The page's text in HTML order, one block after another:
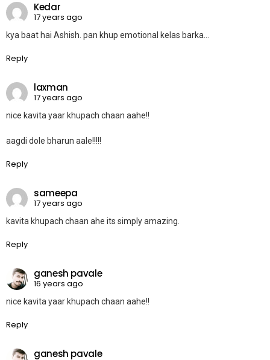
Kedar
17 years ago
kya baat hai Ashish. pan khup emotional kelas barka…
Reply
laxman
17 years ago
nice kavita yaar khupach chaan aahe!!
aagdi dole bharun aale!!!!!
Reply
sameepa
17 years ago
kavita khupach chaan ahe its simply amazing.
Reply
ganesh pavale
16 years ago
nice kavita yaar khupach chaan aahe!!
Reply
ganesh pavale